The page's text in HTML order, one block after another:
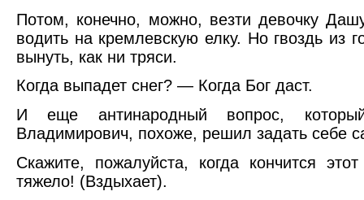
Потом, конечно, можно, везти девочку
водить на кремлевскую елку. Но гвоздь из
вынуть, как ни тряси.
Когда выпадет снег? — Когда Бог даст.
И еще антинародный вопрос,
Владимирович, похоже, решил задать себе
Скажите, пожалуйста, когда кончится
тяжело! (Вздыхает).